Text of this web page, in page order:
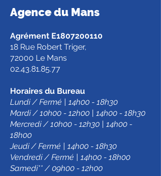
Agence du Mans
Agrément E1807200110
18 Rue Robert Triger,
72000 Le Mans
02.43.81.85.77
Horaires du Bureau
Lundi / Fermé | 14h00 - 18h30
Mardi / 10h00 - 12h00 | 14h00 - 18h30
Mercredi / 10h00 - 12h30 | 14h00 -
18h00
Jeudi / Fermé | 14h00 - 18h30
Vendredi / Fermé | 14h00 - 18h00
Samedi** / 09h00 - 12h00